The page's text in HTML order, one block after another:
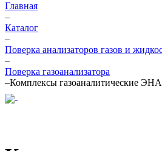
Главная
–
Каталог
–
Поверка анализаторов газов и
–
Поверка газоанализатора
–Комплексы газоаналитические